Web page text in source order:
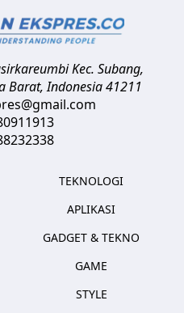
Kec. Subang,
Barat,Indonesia41211
TEKNOLOGI
APLIKASI
GADGET & TEKNO
GAME
STYLE